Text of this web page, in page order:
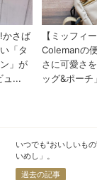
うまいめし
いつでも“おいしいも
いめし」。
過去の記事